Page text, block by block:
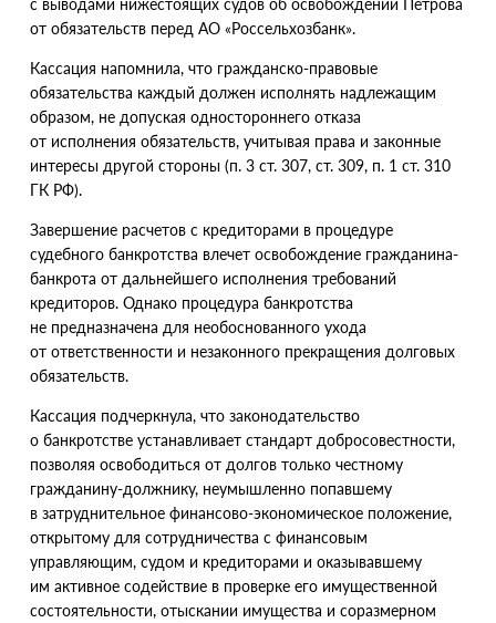
от обязательств перед АО «Россельхозбанк».
Кассация напомнила, что гражданско-правовые
обязательства каждый должен исполнять надлежащим
образом, не допуская одностороннего отказа
от исполнения обязательств, учитывая права и законные
интересы другой стороны (п. 3 ст. 307, ст. 309, п. 1 ст. 310
ГК РФ).
Завершение расчетов с кредиторами в процедуре
судебного банкротства влечет освобождение гражданина-
банкрота от дальнейшего исполнения требований
кредиторов. Однако процедура банкротства
не предназначена для необоснованного ухода
от ответственности и незаконного прекращения долговых
обязательств.
Кассация подчеркнула, что законодательство
о банкротстве устанавливает стандарт добросовестности,
позволяя освободиться от долгов только честному
гражданину-должнику, неумышленно попавшему
в затруднительное финансово-экономическое положение,
открытому для сотрудничества с финансовым
управляющим, судом и кредиторами и оказывавшему
им активное содействие в проверке его имущественной
состоятельности, отыскании имущества и соразмерном